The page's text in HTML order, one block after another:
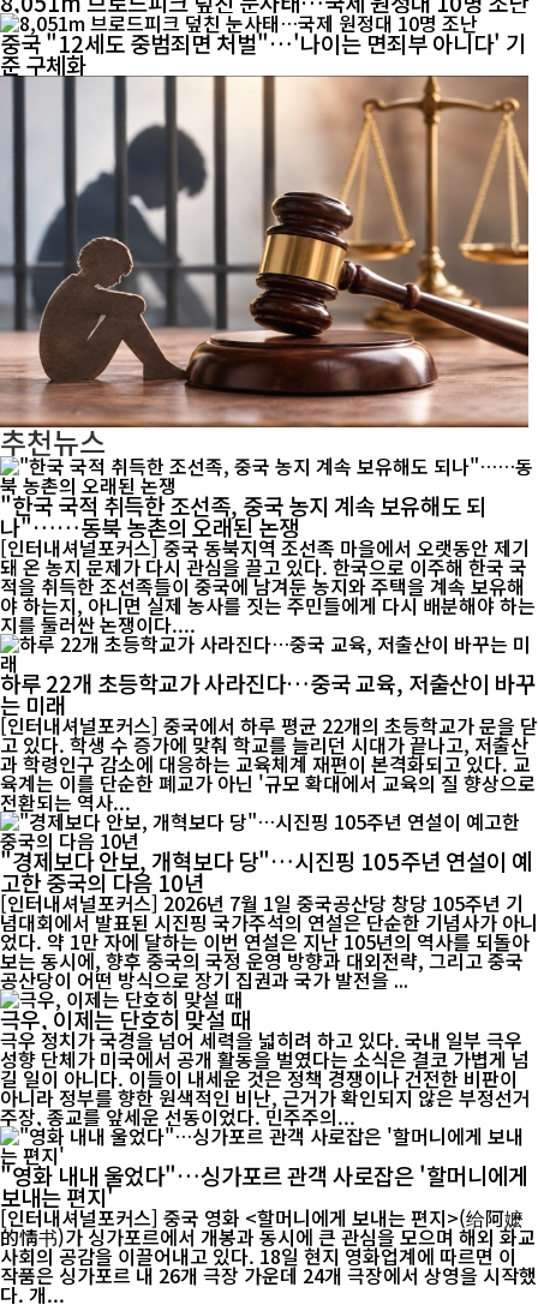
중국 "12세도 중범죄면 처벌"…'나이는 면죄부 아니다' 기
준 구체화
추천뉴스
"한국 국적 취득한 조선족, 중국 농지 계속 보유해도 되
나"……동북 농촌의 오래된 논쟁
[인터내셔널포커스] 중국 동북지역 조선족 마을에서 오랫동안 제기
돼 온 농지 문제가 다시 관심을 끌고 있다. 한국으로 이주해 한국 국
적을 취득한 조선족들이 중국에 남겨둔 농지와 주택을 계속 보유해
야 하는지, 아니면 실제 농사를 짓는 주민들에게 다시 배분해야 하는
지를 둘러싼 논쟁이다....
하루 22개 초등학교가 사라진다…중국 교육, 저출산이 바꾸
는 미래
[인터내셔널포커스] 중국에서 하루 평균 22개의 초등학교가 문을 닫
고 있다. 학생 수 증가에 맞춰 학교를 늘리던 시대가 끝나고, 저출산
과 학령인구 감소에 대응하는 교육체계 재편이 본격화되고 있다. 교
육계는 이를 단순한 폐교가 아닌 '규모 확대에서 교육의 질 향상으로
전환되는 역사...
"경제보다 안보, 개혁보다 당"…시진핑 105주년 연설이 예
고한 중국의 다음 10년
[인터내셔널포커스] 2026년 7월 1일 중국공산당 창당 105주년 기
념대회에서 발표된 시진핑 국가주석의 연설은 단순한 기념사가 아니
었다. 약 1만 자에 달하는 이번 연설은 지난 105년의 역사를 되돌아
보는 동시에, 향후 중국의 국정 운영 방향과 대외전략, 그리고 중국
공산당이 어떤 방식으로 장기 집권과 국가 발전을 ...
극우, 이제는 단호히 맞설 때
극우 정치가 국경을 넘어 세력을 넓히려 하고 있다. 국내 일부 극우
성향 단체가 미국에서 공개 활동을 벌였다는 소식은 결코 가볍게 넘
길 일이 아니다. 이들이 내세운 것은 정책 경쟁이나 건전한 비판이
아니라 정부를 향한 원색적인 비난, 근거가 확인되지 않은 부정선거
주장, 종교를 앞세운 선동이었다. 민주주의...
"영화 내내 울었다"…싱가포르 관객 사로잡은 '할머니에게
보내는 편지'
[인터내셔널포커스] 중국 영화 <할머니에게 보내는 편지>(给阿嬷
的情书)가 싱가포르에서 개봉과 동시에 큰 관심을 모으며 해외 화교
사회의 공감을 이끌어내고 있다. 18일 현지 영화업계에 따르면 이
작품은 싱가포르 내 26개 극장 가운데 24개 극장에서 상영을 시작했
다. 개...